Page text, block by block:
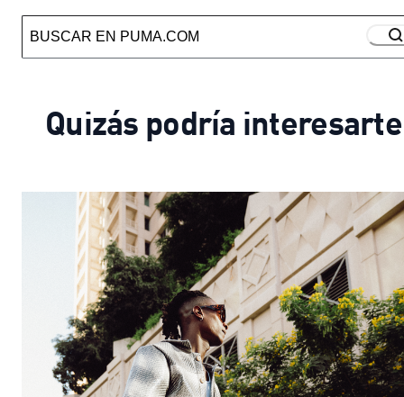
Quizás podría interesarte